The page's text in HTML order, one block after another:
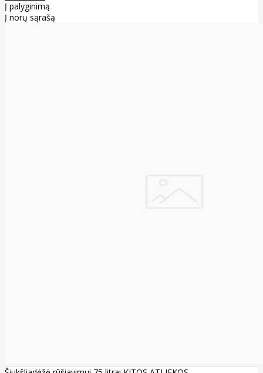
Į palyginimą
Į norų sąrašą